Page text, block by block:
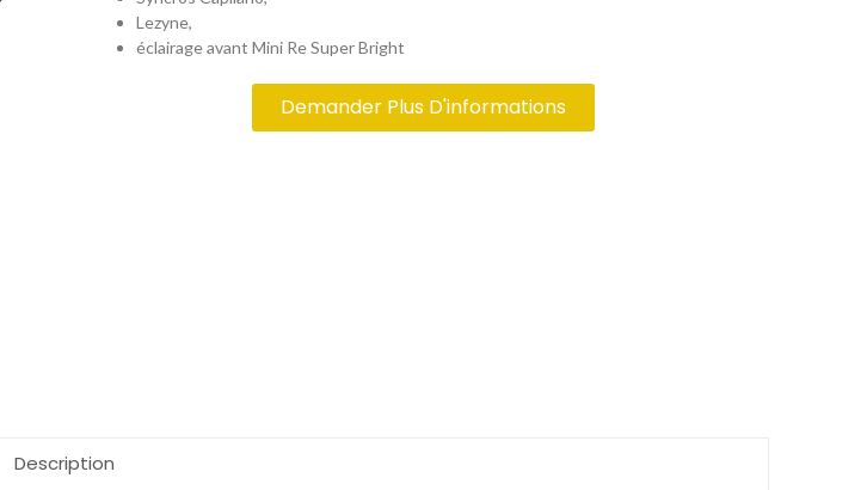
Lezyne,
éclairage avant Mini Re Super Bright
Demander Plus D'informations
Description